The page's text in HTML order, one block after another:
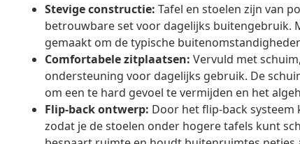
Stevige constructie: Tafel en stoelen zijn van
betrouwbare set voor dagelijks buitengebruik.
gemaakt om de typische
Comfortabele zitplaatsen: Vervuld met
ondersteuning voor dagelijks gebruik. De
om een te hard gevoel te vermijden en het
Flip-back ontwerp: Door het flip-back
zodat je de stoelen onder hogere tafels kunt